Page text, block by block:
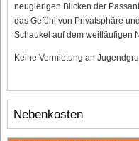
neugierigen Blicken der
das Gefühl von Privatsphäre
Schaukel auf dem weitläufigen
Keine Vermietung an
Nebenkosten